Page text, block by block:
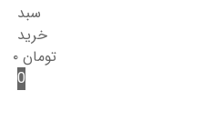
سبد
خرید
تومان ۰
0